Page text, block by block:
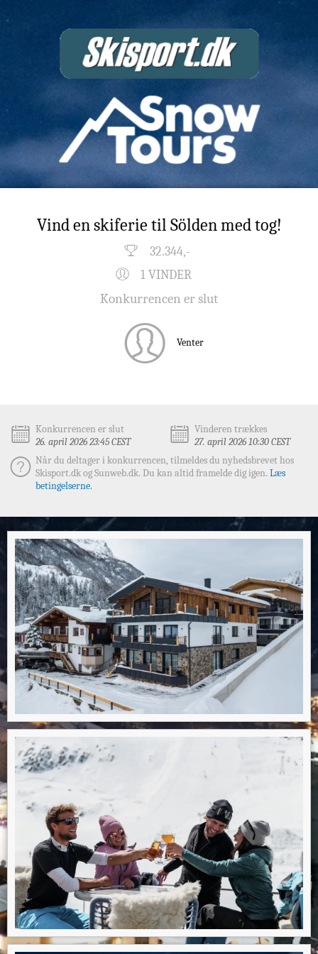
Vind en skiferie til Sölden med tog!
32.344,-
1 VINDER
Konkurrencen er slut
Venter
Konkurrencen er slut
26. april 2026 23:45 CEST
Vinderen trækkes
27. april 2026 10:30 CEST
Når du deltager i konkurrencen, tilmeldes du nyhedsbrevet hos
Skisport.dk og Sunweb.dk. Du kan altid framelde dig igen. Læs
betingelserne.